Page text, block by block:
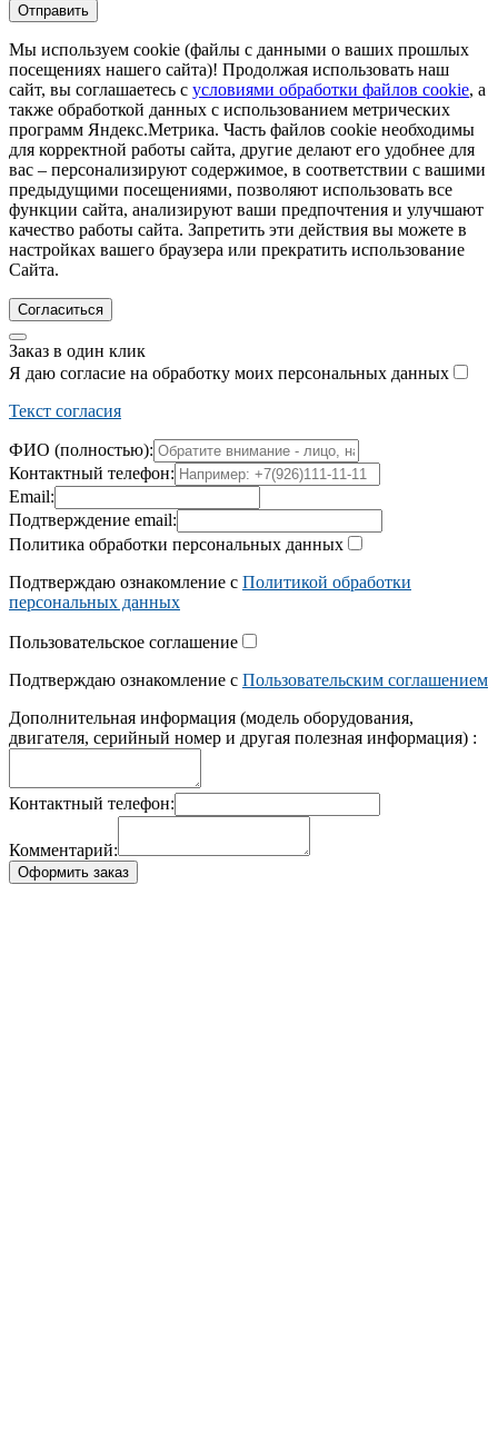
Отправить
Мы используем cookie (файлы с данными о ваших прошлых
посещениях нашего сайта)! Продолжая использовать наш
сайт, вы соглашаетесь с условиями обработки файлов cookie, а
также обработкой данных с использованием метрических
программ Яндекс.Метрика. Часть файлов cookie необходимы
для корректной работы сайта, другие делают его удобнее для
вас – персонализируют содержимое, в соответствии с вашими
предыдущими посещениями, позволяют использовать все
функции сайта, анализируют ваши предпочтения и улучшают
качество работы сайта. Запретить эти действия вы можете в
настройках вашего браузера или прекратить использование
Сайта.
Согласиться
Заказ в один клик
Я даю согласие на обработку моих персональных данных
Текст согласия
ФИО (полностью):
Контактный телефон:
Email:
Подтверждение email:
Политика обработки персональных данных
Подтверждаю ознакомление с Политикой обработки
персональных данных
Пользовательское соглашение
Подтверждаю ознакомление с Пользовательским соглашением
Дополнительная информация (модель оборудования,
двигателя, серийный номер и другая полезная информация) :
Контактный телефон:
Комментарий:
Оформить заказ